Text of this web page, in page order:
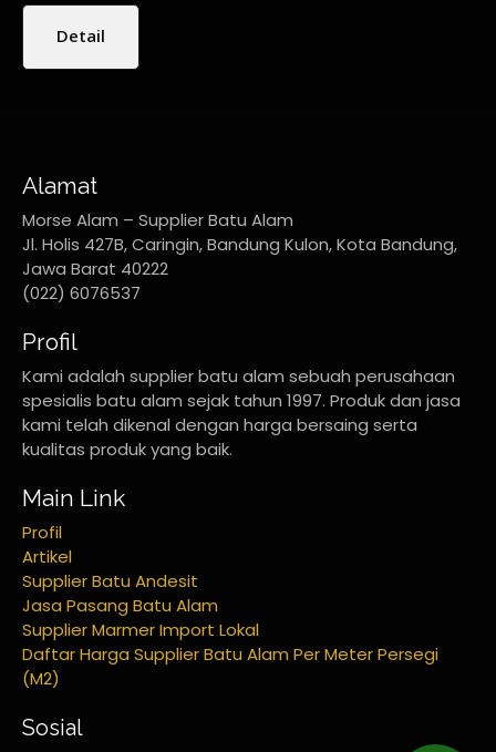
Detail
Alamat
Morse Alam – Supplier Batu Alam
Jl. Holis 427B, Caringin, Bandung Kulon, Kota Bandung,
Jawa Barat 40222
(022) 6076537
Profil
Kami adalah supplier batu alam sebuah perusahaan
spesialis batu alam sejak tahun 1997. Produk dan jasa
kami telah dikenal dengan harga bersaing serta
kualitas produk yang baik.
Main Link
Profil
Artikel
Supplier Batu Andesit
Jasa Pasang Batu Alam
Supplier Marmer Import Lokal
Daftar Harga Supplier Batu Alam Per Meter Persegi
(M2)
Sosial